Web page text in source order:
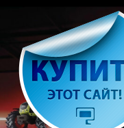
содержимому